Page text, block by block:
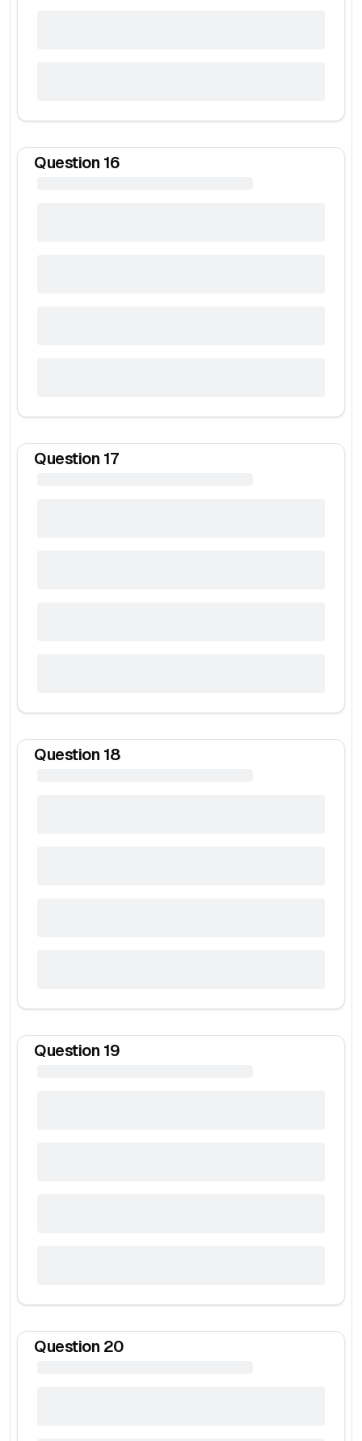
Question 16
Question 17
Question 18
Question 19
Question 20